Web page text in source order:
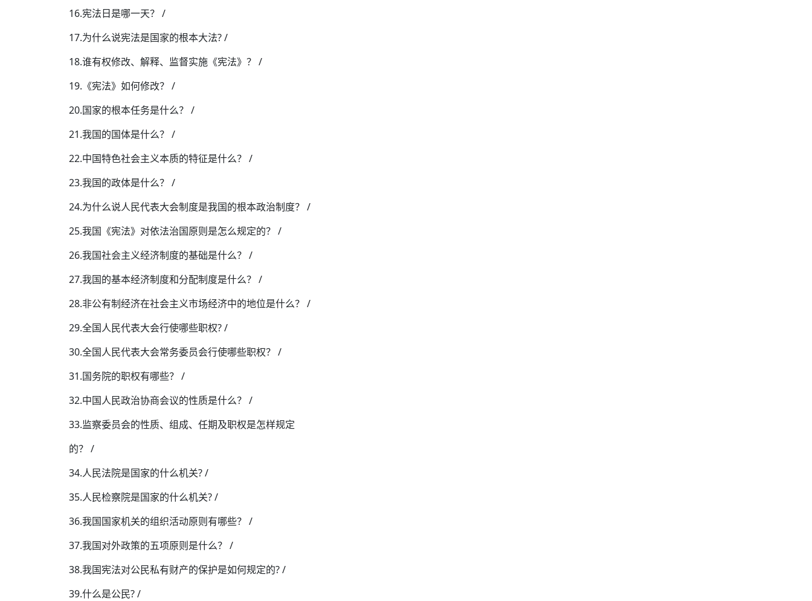
16.宪法日是哪一天？ /
17.为什么说宪法是国家的根本大法? /
18.谁有权修改、解释、监督实施《宪法》？ /
19.《宪法》如何修改？ /
20.国家的根本任务是什么？ /
21.我国的国体是什么？ /
22.中国特色社会主义本质的特征是什么？ /
23.我国的政体是什么？ /
24.为什么说人民代表大会制度是我国的根本政治制度？ /
25.我国《宪法》对依法治国原则是怎么规定的？ /
26.我国社会主义经济制度的基础是什么？ /
27.我国的基本经济制度和分配制度是什么？ /
28.非公有制经济在社会主义市场经济中的地位是什么？ /
29.全国人民代表大会行使哪些职权? /
30.全国人民代表大会常务委员会行使哪些职权？ /
31.国务院的职权有哪些？ /
32.中国人民政治协商会议的性质是什么？ /
33.监察委员会的性质、组成、任期及职权是怎样规定
的？ /
34.人民法院是国家的什么机关? /
35.人民检察院是国家的什么机关? /
36.我国国家机关的组织活动原则有哪些？ /
37.我国对外政策的五项原则是什么？ /
38.我国宪法对公民私有财产的保护是如何规定的? /
39.什么是公民? /